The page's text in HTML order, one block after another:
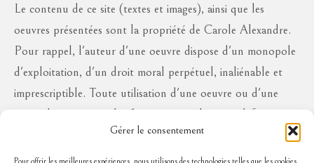
Gérer le consentement
Le contenu de ce site (textes et images), ainsi que les
oeuvres présentées sont la propriété de Carole Alexandre.
Pour rappel, l'auteur d'une oeuvre dispose d'un monopole
d'exploitation, d'un droit moral perpétuel, inaliénable et
imprescriptible. Toute utilisation d'une oeuvre ou d'une
partie des oeuvres à des fins commerciales ou à défaut en
diffusion publique, sous quelque forme que ce soit, est
interdite sans l'autorisation de l'auteur, aux risques de se